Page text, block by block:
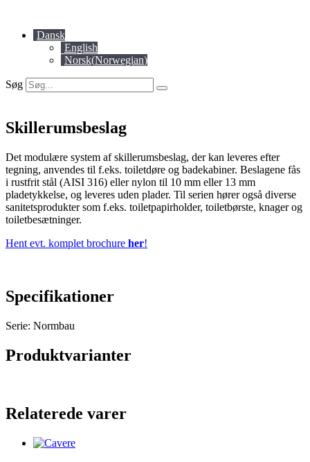
indholdDansk
English
Norsk(Norwegian)
Søg
Skillerumsbeslag
Det modulære system af skillerumsbeslag, der kan leveres efter
tegning, anvendes til f.eks. toiletdøre og badekabiner. Beslagene fås
i rustfrit stål (AISI 316) eller nylon til 10 mm eller 13 mm
pladetykkelse, og leveres uden plader. Til serien hører også diverse
sanitetsprodukter som f.eks. toiletpapirholder, toiletbørste, knager og
toiletbesætninger.
Hent evt. komplet brochure her!
Specifikationer
Serie: Normbau
Produktvarianter
Relaterede varer